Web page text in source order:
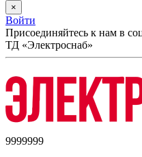
×
Войти
Присоединяйтесь к нам в
ТД «Электроснаб»
9999999